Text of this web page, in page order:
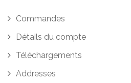
Commandes
Détails du compte
Téléchargements
Addresses